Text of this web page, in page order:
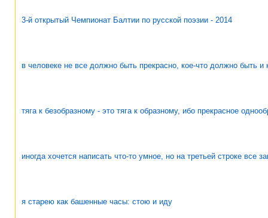
3-й открытый Чемпионат Балтии по русской поэзии - 2014
в человеке не все должно быть прекрасно, кое-что должно быть и
тяга к безобразному - это тяга к образному, ибо прекрасное
иногда хочется написать что-то умное, но на третьей строке все
я старею как башенные часы: стою и иду